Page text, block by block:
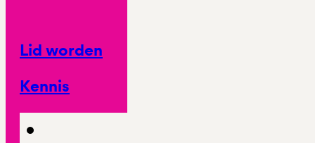
Lid worden
Kennis